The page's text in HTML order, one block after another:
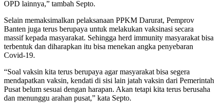
OPD lainnya,” tambah Septo.
Selain memaksimalkan pelaksanaan PPKM Darurat, Pemprov
Banten juga terus berupaya untuk melakukan vaksinasi secara
massif kepada masyarakat. Sehingga herd immunity masyarakat bisa
terbentuk dan diharapkan itu bisa menekan angka penyebaran
Covid-19.
“Soal vaksin kita terus berupaya agar masyarakat bisa segera
mendapatkan vaksin, kendati di sisi lain jatah vaksin dari Pemerintah
Pusat belum sesuai dengan harapan. Akan tetapi kita terus berusaha
dan menunggu arahan pusat,” kata Septo.